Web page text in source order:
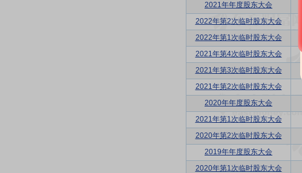
2021年年度股东大会
2022年第2次临时股东大会
2022年第1次临时股东大会
2021年第4次临时股东大会
2021年第3次临时股东大会
2021年第2次临时股东大会
2020年年度股东大会
2021年第1次临时股东大会
2020年第2次临时股东大会
2019年年度股东大会
2020年第1次临时股东大会